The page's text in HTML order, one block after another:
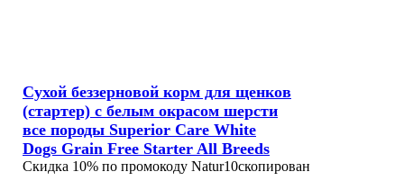
Сухой беззерновой корм для щенков
(стартер) с белым окрасом шерсти
все породы Superior Care White
Dogs Grain Free Starter All Breeds
Скидка 10% по промокоду Natur10скопирован